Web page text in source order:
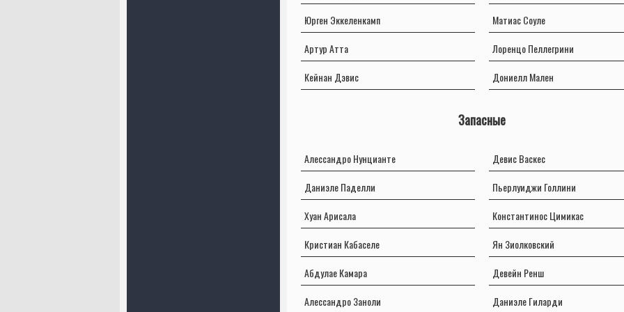
Юрген Эккеленкамп
Артур Атта
Кейнан Дэвис
Матиас Соуле
Лоренцо Пеллегрини
Дониелл Мален
Запасные
Алессандро Нунцианте
Даниэле Паделли
Хуан Арисала
Кристиан Кабаселе
Абдулае Камара
Алессандро Заноли
Девис Васкес
Пьерлуиджи Голлини
Константинос Цимикас
Ян Зиолковский
Девейн Ренш
Даниэле Гиларди